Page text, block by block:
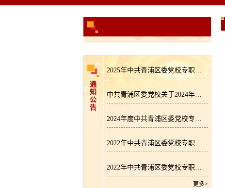
通
知
公
告
2025年中共青浦区委党校专职教师招聘拟录用人员公示
中共青浦区委党校关于2024年度逾期尚未支付中小企业款项的说明
2024年度中共青浦区委党校专职教师招聘成绩公示
2022年中共青浦区委党校专职教师招聘拟录用人员名单公示
2022年中共青浦区委党校专职教师招聘成绩公示
更多>